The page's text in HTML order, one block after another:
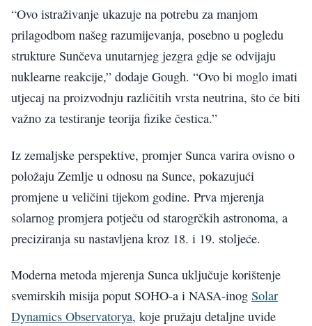
“Ovo istraživanje ukazuje na potrebu za manjom
prilagodbom našeg razumijevanja, posebno u pogledu
strukture Sunčeva unutarnjeg jezgra gdje se odvijaju
nuklearne reakcije,” dodaje Gough. “Ovo bi moglo imati
utjecaj na proizvodnju različitih vrsta neutrina, što će biti
važno za testiranje teorija fizike čestica.”
Iz zemaljske perspektive, promjer Sunca varira ovisno o
položaju Zemlje u odnosu na Sunce, pokazujući
promjene u veličini tijekom godine. Prva mjerenja
solarnog promjera potječu od starogrčkih astronoma, a
preciziranja su nastavljena kroz 18. i 19. stoljeće.
Moderna metoda mjerenja Sunca uključuje korištenje
svemirskih misija poput SOHO-a i NASA-inog Solar
Dynamics Observatorya, koje pružaju detaljne uvide